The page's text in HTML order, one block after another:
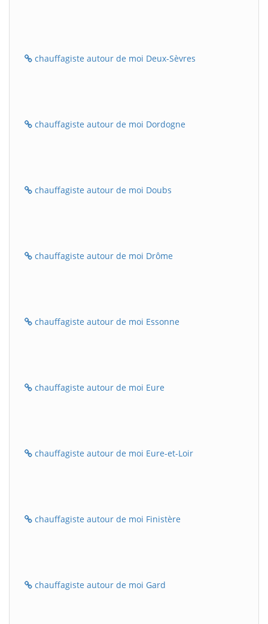
chauffagiste autour de moi Deux-Sèvres
chauffagiste autour de moi Dordogne
chauffagiste autour de moi Doubs
chauffagiste autour de moi Drôme
chauffagiste autour de moi Essonne
chauffagiste autour de moi Eure
chauffagiste autour de moi Eure-et-Loir
chauffagiste autour de moi Finistère
chauffagiste autour de moi Gard